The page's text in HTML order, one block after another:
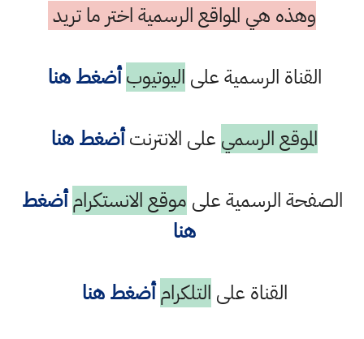
وهذه هي المواقع الرسمية اختر ما تريد
القناة الرسمية على اليوتيوب أضغط هنا
الموقع الرسمي على الانترنتأضغط هنا
الصفحة الرسمية على موقع الانستكرام أضغط
هنا
القناة على التلكرام أضغط هنا